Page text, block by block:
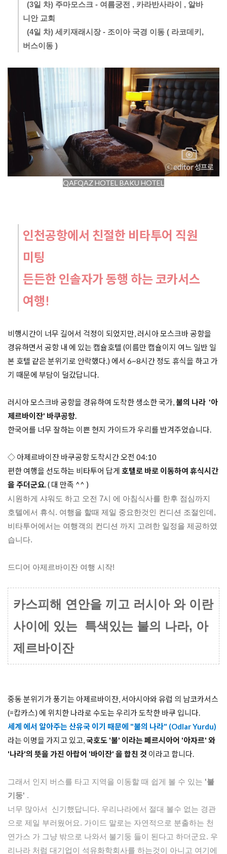
니안 교회
QAFQAZ HOTEL BAKU HOTEL
인천공항에서 친절한 비타투어 직원
미팅
든든한 인솔자가 동행 하는 코카서스
여행!
비행시간이 너무 길어서 걱정이 되었지만, 러시아 모스크바 공항을
경유하면서 공항 내 에 있는 캡슐호텔 (이름만 캡슐이지 여느 일반 일
본 호텔 같은 분위기로 안락했다.) 에서 6~8시간 정도 휴식을 하고 가
기 때문에 부담이 덜갔답니다.
러시아 모스크바 공항을 경유하여 도착한 생소한 국가, 불의 나라  '아
제르바이잔' 바쿠공항.
한국어를 너무 잘하는 이쁜 현지 가이드가 우리를 반겨주었습니다.
◇ 아제르바이잔 바쿠공항 도착시간 오전 04:10
편한 여행을 선도하는 비타투어 답게 호텔로 바로 이동하여 휴식시간
을 주더군요.
시원하게 샤워도 하고 오전 7시 에 아침식사를 한후 점심까지
호텔에서 휴식. 여행을 할때 제일 중요한것인 컨디션 조절인데,
비타투어에서는 여행객의 컨디션 까지 고려한 일정을 제공하였
습니다.
드디어 아제르바이잔 여행 시작!
카스피해 연안을 끼고 러시아 와 이란
사이에 있는  특색있는 불의 나라, 아
제르바이잔
중동 분위기가 풍기는 아제르바이잔, 서아시아와 유럽 의 남코카서스
(=캅카스) 에 위치한 나라로 수도는 우리가 도착한 바쿠 입니다.
세계 에서 알아주는 산유국 이기 때문에 "불의 나라" (Odlar Yurdu)
라는 이명을 가지고 있고, 국호도 '불' 이라는 페르시아어 '아자르' 와
'나라'의 뜻을 가진 아랍어 '바이잔' 을 합친 것 이라고 합니다.
그래서 인지 버스를 타고 지역을 이동할 때 쉽게 볼 수 있는 '불
기둥' .
너무 많아서  신기했답니다. 우리나라에서 절대 볼수 없는 경관
으로 제일 부러웠어요. 가이드 말로는 자연적으로 분출하는 천
연가스 가 그냥 밖으로 나와서 불기둥 들이 된다고 하더군요. 우
리나라 처럼 대기업이 석유화학회사를 하는것이 아니고 여기에